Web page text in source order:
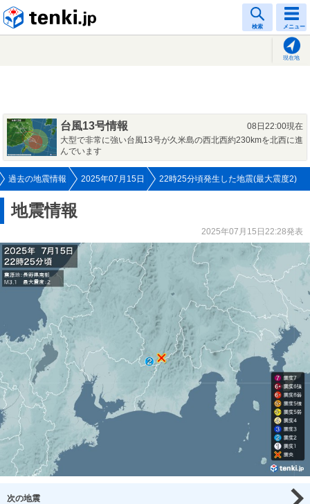
検索 メニュー
現在地
台風13号情報
08日22:00現在
大型で非常に強い台風13号が久米島の西北西約230kmを北西に進
んでいます
過去の地震情報 2025年07月15日 22時25分頃発生した地震(最大震度2)
地震情報
2025年07月15日22:28発表
次の地震